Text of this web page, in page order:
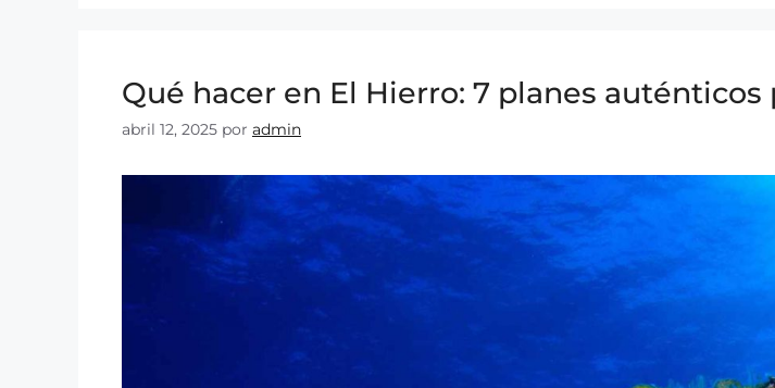
Qué hacer en El Hierro: 7 planes
abril 12, 2025 por admin